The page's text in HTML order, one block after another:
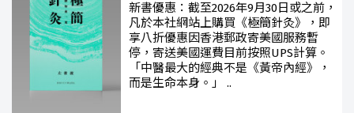
新書優惠：截至2026年9月30日或之前，
凡於本社網站上購買《極簡針灸》，即
享八折優惠因香港郵政寄美國服務暫
停，寄送美國運費目前按照UPS計算。
「中醫最大的經典不是《黃帝內經》，
而是生命本身。」 ..